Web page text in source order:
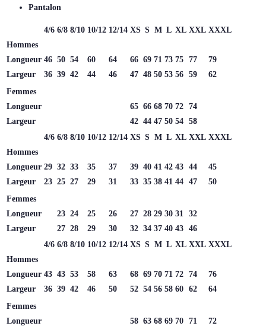
Pantalon
4/6 6/8 8/10 10/12 12/14 XS S M L XL XXL XXXL
Hommes
Longueur 46 50 54 60 64 66 69 71 73 75 77
79
Largeur
36 39 42 44 46 47 48 50 53 56 59
62
Femmes
Longueur
65 66 68 70 72 74
Largeur
42 44 47 50 54 58
4/6 6/8 8/10 10/12 12/14 XS S M L XL XXL XXXL
Hommes
Longueur 29 32 33 35 37 39 40 41 42 43 44
45
Largeur
23 25 27 29 31 33 35 38 41 44 47
50
Femmes
Longueur
23 24 25 26 27 28 29 30 31
32
Largeur
27 28 29 30 32 34 37 40 43 46
4/6 6/8 8/10 10/12 12/14 XS S M L XL XXL XXXL
Hommes
Longueur 43 43 53 58 63 68 69 70 71 72 74
76
Largeur
36 39 42 46 50 52 54 56 58 60 62
64
Femmes
Longueur
58 63 68 69 70 71
72